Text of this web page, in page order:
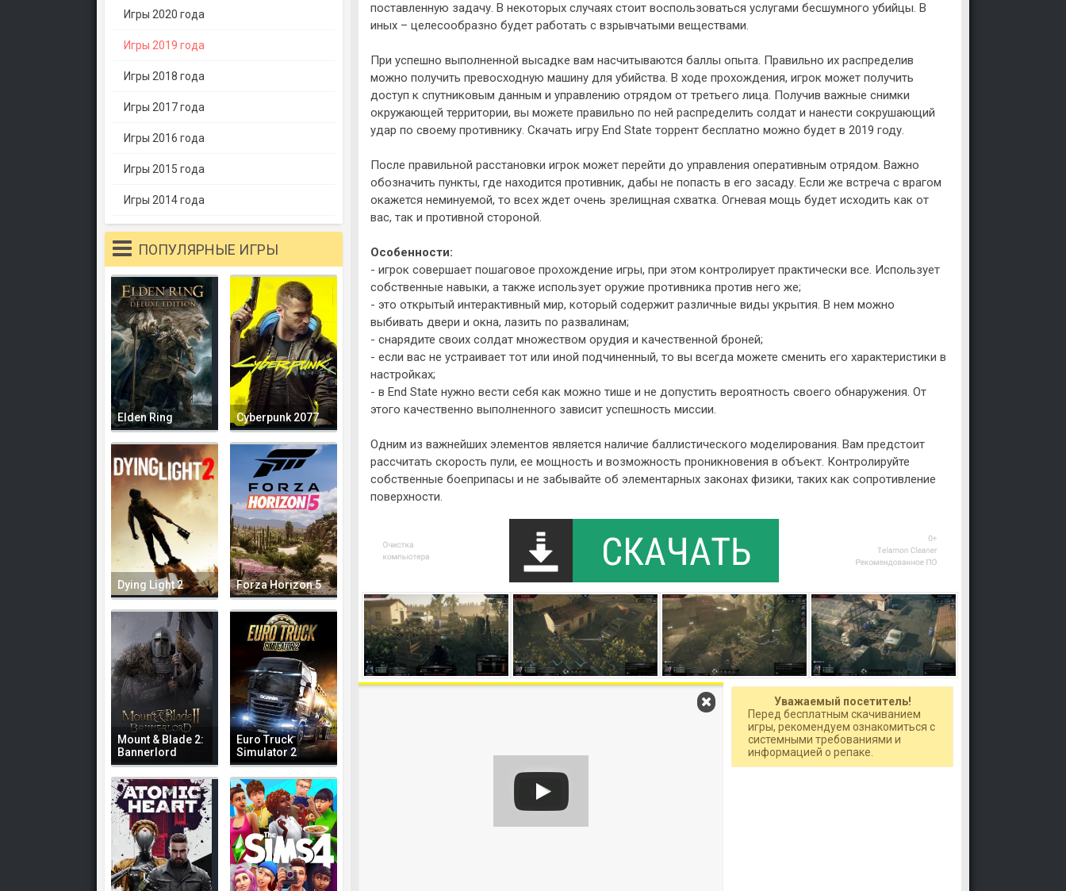
поставленную задачу. В некоторых случаях стоит воспользоваться услугами бесшумного убийцы. В
иных – целесообразно будет работать с взрывчатыми веществами.
При успешно выполненной высадке вам насчитываются баллы опыта. Правильно их распределив
можно получить превосходную машину для убийства. В ходе прохождения, игрок может получить
доступ к спутниковым данным и управлению отрядом от третьего лица. Получив важные снимки
окружающей территории, вы можете правильно по ней распределить солдат и нанести сокрушающий
удар по своему противнику. Скачать игру End State торрент бесплатно можно будет в 2019 году.
После правильной расстановки игрок может перейти до управления оперативным отрядом. Важно
обозначить пункты, где находится противник, дабы не попасть в его засаду. Если же встреча с врагом
окажется неминуемой, то всех ждет очень зрелищная схватка. Огневая мощь будет исходить как от
вас, так и противной стороной.
Особенности:
- игрок совершает пошаговое прохождение игры, при этом контролирует практически все. Использует
собственные навыки, а также использует оружие противника против него же;
- это открытый интерактивный мир, который содержит различные виды укрытия. В нем можно
выбивать двери и окна, лазить по развалинам;
- снарядите своих солдат множеством орудия и качественной броней;
- если вас не устраивает тот или иной подчиненный, то вы всегда можете сменить его характеристики в
настройках;
- в End State нужно вести себя как можно тише и не допустить вероятность своего обнаружения. От
этого качественно выполненного зависит успешность миссии.
Одним из важнейших элементов является наличие баллистического моделирования. Вам предстоит
рассчитать скорость пули, ее мощность и возможность проникновения в объект. Контролируйте
собственные боеприпасы и не забывайте об элементарных законах физики, таких как сопротивление
поверхности.
Уважаемый посетитель!
Перед бесплатным скачиванием
игры, рекомендуем ознакомиться с
системными требованиями и
информацией о репаке.
Игры 2020 года
Игры 2019 года
Игры 2018 года
Игры 2017 года
Игры 2016 года
Игры 2015 года
Игры 2014 года
ПОПУЛЯРНЫЕ ИГРЫ
Elden Ring Cyberpunk 2077
Dying Light 2 Forza Horizon 5
Mount & Blade 2:
Bannerlord
Euro Truck
Simulator 2